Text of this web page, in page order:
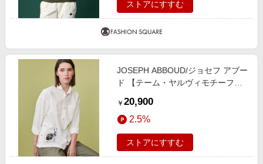
ストアにすすむ
JOSEPH ABBOUD/ジョセフ アブー
ド 【テーム・ヤルヴィモチーフ】
ィースシルエット
￥ 20,900
2.5%
ストアにすすむ